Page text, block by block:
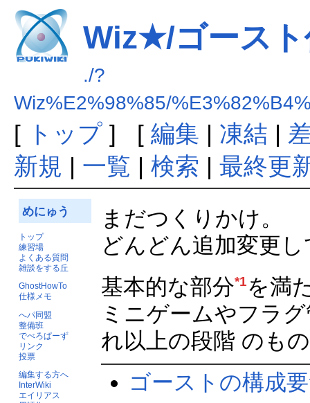
Wiz★/ゴースト
./?
Wiz%E2%98%85/
[ トップ] [ 編集 | 凍結 |
新規 | 一覧 | 検索 | 最終更
めにゅう
トップ
練習場
よくある質問
雑談をする丘
GhostHowTo
仕様メモ
へパ同盟
整備班
でべろぱーず
リンク
投票
編集する方へ
InterWiki
エイリアス
まだつくりかけ。
どんどん追加変更
基本的な部分*1を満
ミニゲームやフラ
れ以上の段階 のも
ゴーストの構成